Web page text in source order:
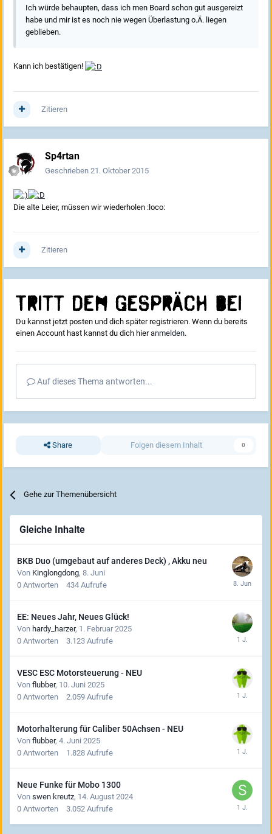
Ich würde behaupten, dass ich men Board schon gut ausgereizt
habe und mir ist es noch nie wegen Überlastung o.Ä. liegen
geblieben.
Kann ich bestätigen!
Zitieren
Sp4rtan
Geschrieben 21. Oktober 2015
Die alte Leier, müssen wir wiederholen :loco:
Zitieren
Tritt dem Gespräch bei
Du kannst jetzt posten und dich später registrieren. Wenn du bereits
einen Account hast kannst du dich hieranmelden.
Auf dieses Thema antworten...
Share Folgen diesem Inhalt 0
Gehe zur Themenübersicht
Gleiche Inhalte
BKB Duo (umgebaut auf anderes Deck) , Akku neu
Von Kinglongdong, 8. Juni
0 Antworten 434 Aufrufe
EE: Neues Jahr, Neues Glück!
Von hardy_harzer, 1. Februar 2025
0 Antworten 3.123 Aufrufe
VESC ESC Motorsteuerung - NEU
Von flubber, 10. Juni 2025
0 Antworten 2.059 Aufrufe
Motorhalterung für Caliber 50Achsen - NEU
Von flubber, 4. Juni 2025
0 Antworten 1.828 Aufrufe
Neue Funke für Mobo 1300
Von swen kreutz, 14. August 2024
0 Antworten 3.052 Aufrufe